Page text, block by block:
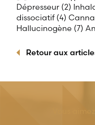
Dépresseur (2)
dissociatif (4)
Hallucinogène (7)
Retour aux